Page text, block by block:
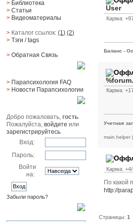
> Библиотека
> Статьи
> Видеоматериалы
> Каталог ссылок:(1) (2)
> Тэги/ tags
> Обратная Cвязь
> Парапсихология FAQ
> Новости Парапсихологии
Добро пожаловать,гость.
Пожалуйста,войдите или
зарегистрируйтесь.
Вход:
Пароль:
Войти
на:
Забыли пароль?
User
Карма:
Баланс -
Карма:
Учетная
main.helper
Карма:
По какой
http://
Страницы:1